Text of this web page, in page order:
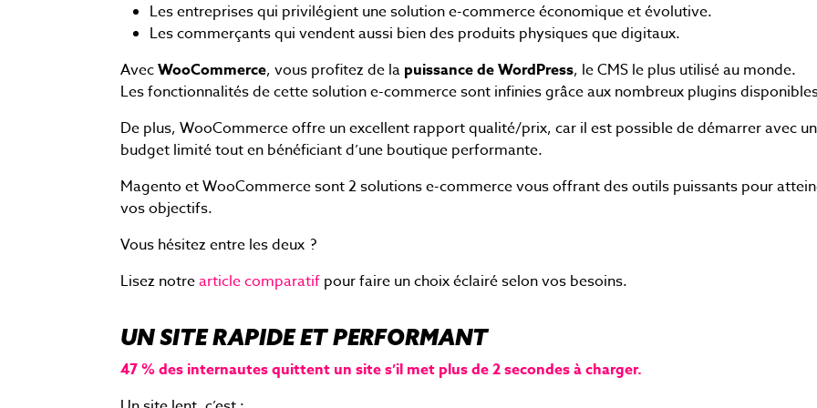
Les entreprises qui privilégient une solution e-commerce économique et évolutive.
Les commerçants qui vendent aussi bien des produits physiques que digitaux.
AvecWooCommerce, vous profitez de la puissance de WordPress, le CMS le plus utilisé au monde.
Les fonctionnalités de cette solution e-commerce sont infinies grâce aux nombreux plugins
De plus, WooCommerce offre un excellent rapport qualité/prix, car il est possible de démarrer avec un
budget limité tout en bénéficiant d’une boutique performante.
Magento et WooCommerce sont 2 solutions e-commerce vous offrant des outils puissants pour
vos objectifs.
Vous hésitez entre les deux ?
Lisez notrearticle comparatif pour faire un choix éclairé selon vos besoins.
UN SITE RAPIDE ET PERFORMANT
47 % des internautes quittent un site s’il met plus de 2 secondes à charger.